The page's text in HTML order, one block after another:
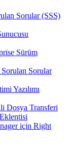
Sorular (SSS)
Sürüm
Sorulan Sorular
Yazılımı
Dosya Transferi
için Right